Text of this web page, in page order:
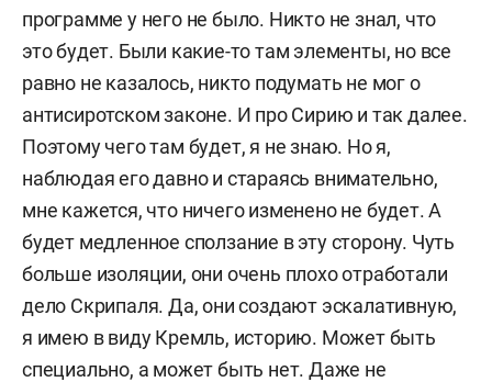
программе у него не было. Никто не знал, что
это будет. Были какие-то там элементы, но все
равно не казалось, никто подумать не мог о
антисиротском законе. И про Сирию и так далее.
Поэтому чего там будет, я не знаю. Но я,
наблюдая его давно и стараясь внимательно,
мне кажется, что ничего изменено не будет. А
будет медленное сползание в эту сторону. Чуть
больше изоляции, они очень плохо отработали
дело Скрипаля. Да, они создают эскалативную,
я имею в виду Кремль, историю. Может быть
специально, а может быть нет. Даже не